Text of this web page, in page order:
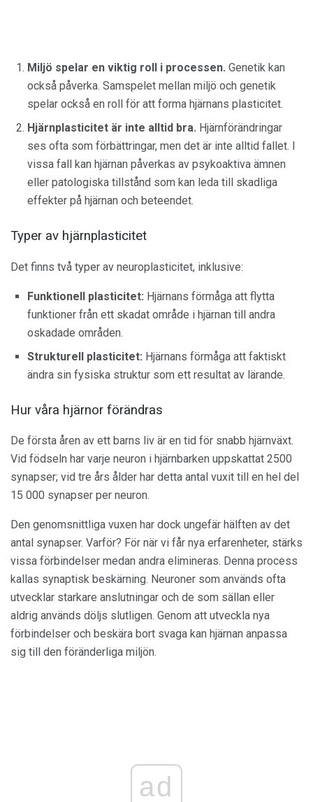
Miljö spelar en viktig roll i processen. Genetik kan
också påverka. Samspelet mellan miljö och genetik
spelar också en roll för att forma hjärnans plasticitet.
Hjärnplasticitet är inte alltid bra. Hjärnförändringar
ses ofta som förbättringar, men det är inte alltid fallet. I
vissa fall kan hjärnan påverkas av psykoaktiva ämnen
eller patologiska tillstånd som kan leda till skadliga
effekter på hjärnan och beteendet.
Typer av hjärnplasticitet
Det finns två typer av neuroplasticitet, inklusive:
Funktionell plasticitet: Hjärnans förmåga att flytta
funktioner från ett skadat område i hjärnan till andra
oskadade områden.
Strukturell plasticitet: Hjärnans förmåga att faktiskt
ändra sin fysiska struktur som ett resultat av lärande.
Hur våra hjärnor förändras
De första åren av ett barns liv är en tid för snabb hjärnväxt.
Vid födseln har varje neuron i hjärnbarken uppskattat 2500
synapser; vid tre års ålder har detta antal vuxit till en hel del
15 000 synapser per neuron.
Den genomsnittliga vuxen har dock ungefär hälften av det
antal synapser. Varför? För när vi får nya erfarenheter, stärks
vissa förbindelser medan andra elimineras. Denna process
kallas synaptisk beskärning. Neuroner som används ofta
utvecklar starkare anslutningar och de som sällan eller
aldrig används döljs slutligen. Genom att utveckla nya
förbindelser och beskära bort svaga kan hjärnan anpassa
sig till den föränderliga miljön.
ad